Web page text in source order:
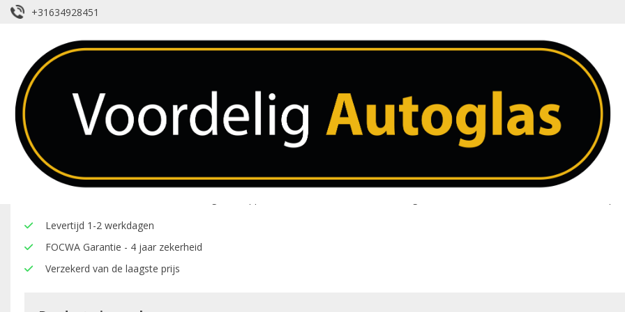
+31634928451
Lijsten – Renault – R21
Over dit product
Levertijd 1-2 werkdagen
FOCWA Garantie - 4 jaar zekerheid
Verzekerd van de laagste prijs